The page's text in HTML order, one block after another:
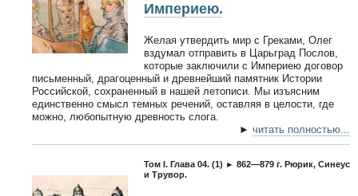
Империею.
Желая утвердить мир с Греками, Олег
вздумал отправить в Царьград Послов,
которые заключили с Империею договор
письменный, драгоценный и древнейший памятник Истории
Российской, сохраненный в нашей летописи. Мы изъясним
единственно смысл темных речений, оставляя в целости, где
можно, любопытную древность слога.
► читать полностью...
Том I. Глава 04. (1) ► 862—879 г. Рюрик, Синеус
и Трувор.